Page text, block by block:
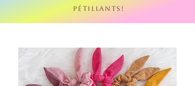
pétillants!